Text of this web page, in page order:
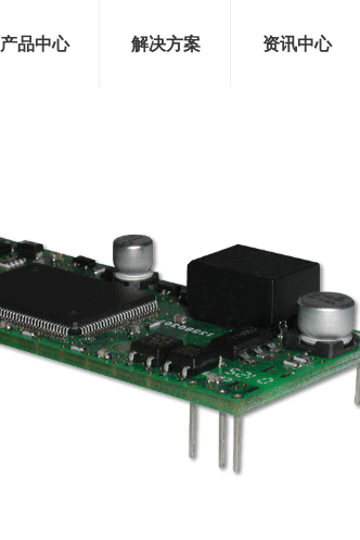
产品中心 解决方案 资讯中心